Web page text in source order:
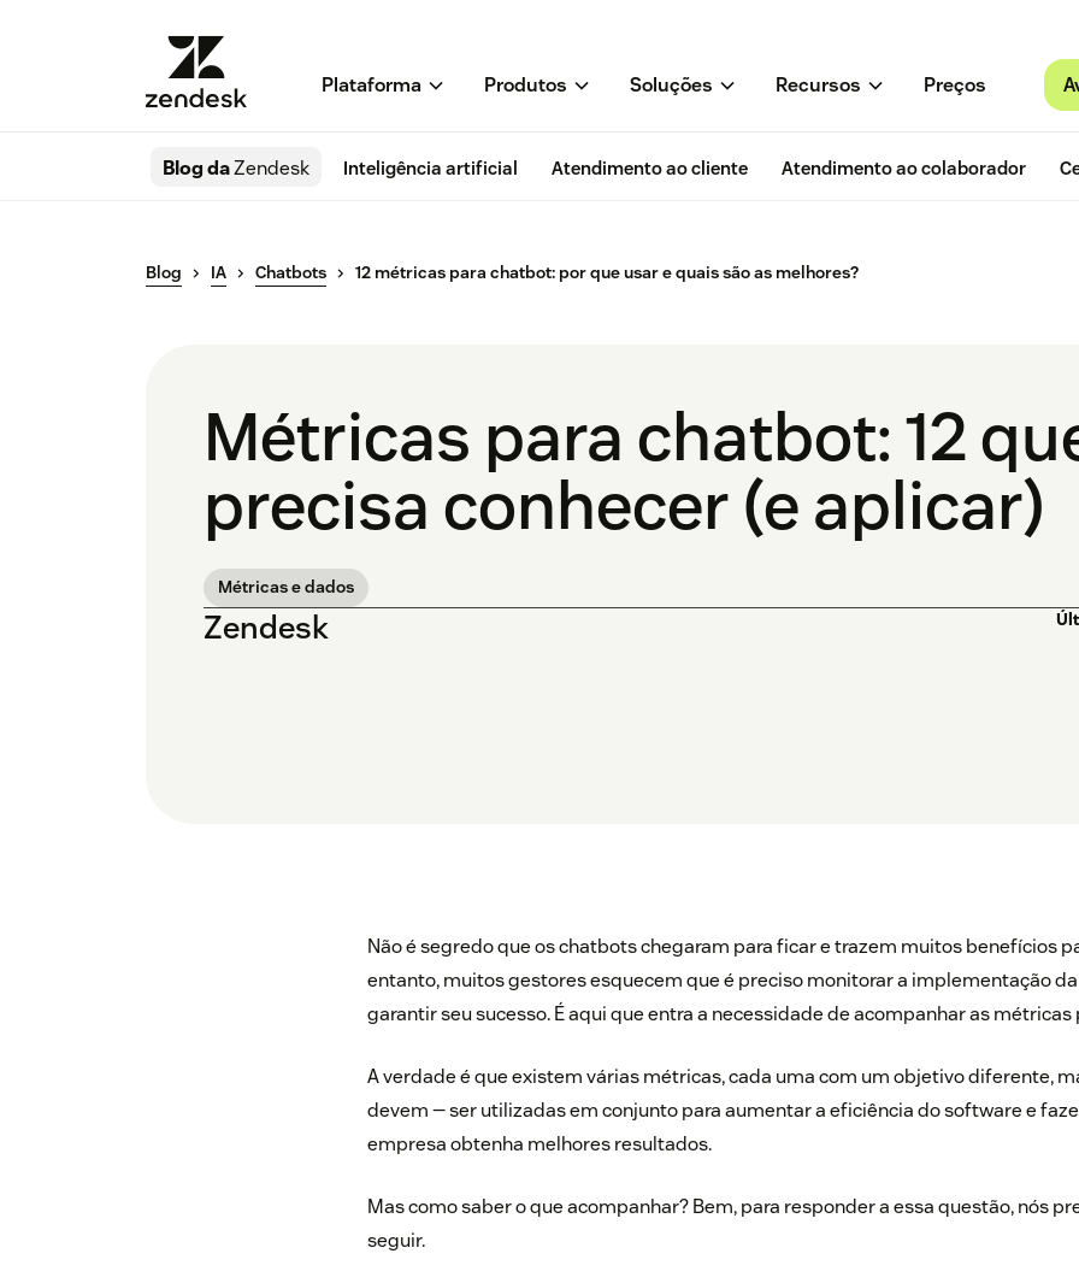
Plataforma Produtos Soluções Recursos Preços
Blog daZendesk Inteligência artificial Atendimento ao cliente Atendimento ao colaborador
Blog IA Chatbots 12 métricas para chatbot: por que usar e quais são as melhores?
Métricas para chatbot: 12
precisa conhecer (e aplicar)
Métricas e dados
Zendesk
Não é segredo que os chatbots chegaram para ficar e trazem muitos benefícios
entanto, muitos gestores esquecem que é preciso monitorar a implementação
garantir seu sucesso. É aqui que entra a necessidade de acompanhar as
A verdade é que existem várias métricas, cada uma com um objetivo diferente,
devem — ser utilizadas em conjunto para aumentar a eficiência do software e
empresa obtenha melhores resultados.
Mas como saber o que acompanhar? Bem, para responder a essa questão, nós
seguir.